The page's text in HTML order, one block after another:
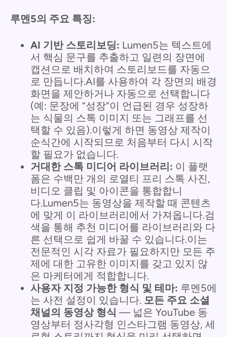
루멘5의 주요 특징:
AI 기반 스토리보딩: Lumen5는 텍스트에
서 핵심 문구를 추출하고 일련의 장면에
캡션으로 배치하여 스토리보드를 자동으
로 만듭니다.AI를 사용하여 각 장면의 배경
화면을 제안하거나 자동으로 선택합니다
(예: 문장에 “성장”이 언급된 경우 성장하
는 식물의 스톡 이미지 또는 그래프를 선
택할 수 있음).이렇게 하면 동영상 제작이
순식간에 시작되므로 처음부터 다시 시작
할 필요가 없습니다.
거대한 스톡 미디어 라이브러리: 이 플랫
폼은 수백만 개의 로열티 프리 스톡 사진,
비디오 클립 및 아이콘을 통합합니
다.Lumen5는 동영상을 제작할 때 콘텐츠
에 맞게 이 라이브러리에서 가져옵니다.검
색을 통해 추천 미디어를 라이브러리와 다
른 선택으로 쉽게 바꿀 수 있습니다.이는
전문적인 시각 자료가 필요하지만 모든 주
제에 대한 고유한 이미지를 갖고 있지 않
은 마케터에게 적합합니다.
사용자 지정 가능한 형식 및 테마: 루멘5에
는 사전 설정이 있습니다. 모든 주요 소셜
채널의 동영상 형식 — 넓은 YouTube 동
영상부터 정사각형 인스타그램 동영상, 세